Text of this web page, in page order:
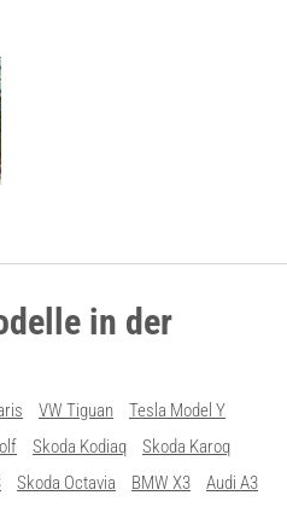
in der
VW Tiguan
Tesla Model Y
Skoda Kodiaq
Skoda Karoq
Skoda Octavia BMW X3
Audi A3